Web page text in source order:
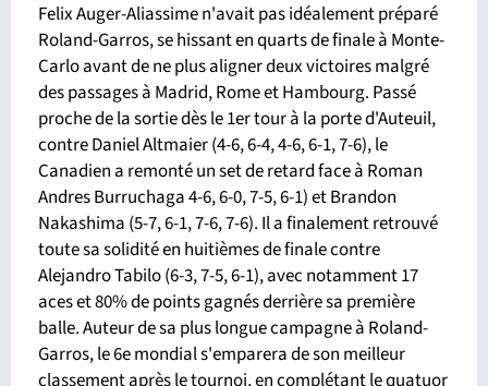
Felix Auger-Aliassime n'avait pas idéalement préparé
Roland-Garros, se hissant en quarts de finale à Monte-
Carlo avant de ne plus aligner deux victoires malgré
des passages à Madrid, Rome et Hambourg. Passé
proche de la sortie dès le 1er tour à la porte d'Auteuil,
contre Daniel Altmaier (4-6, 6-4, 4-6, 6-1, 7-6), le
Canadien a remonté un set de retard face à Roman
Andres Burruchaga 4-6, 6-0, 7-5, 6-1) et Brandon
Nakashima (5-7, 6-1, 7-6, 7-6). Il a finalement retrouvé
toute sa solidité en huitièmes de finale contre
Alejandro Tabilo (6-3, 7-5, 6-1), avec notamment 17
aces et 80% de points gagnés derrière sa première
balle. Auteur de sa plus longue campagne à Roland-
Garros, le 6e mondial s'emparera de son meilleur
classement après le tournoi, en complétant le quatuor